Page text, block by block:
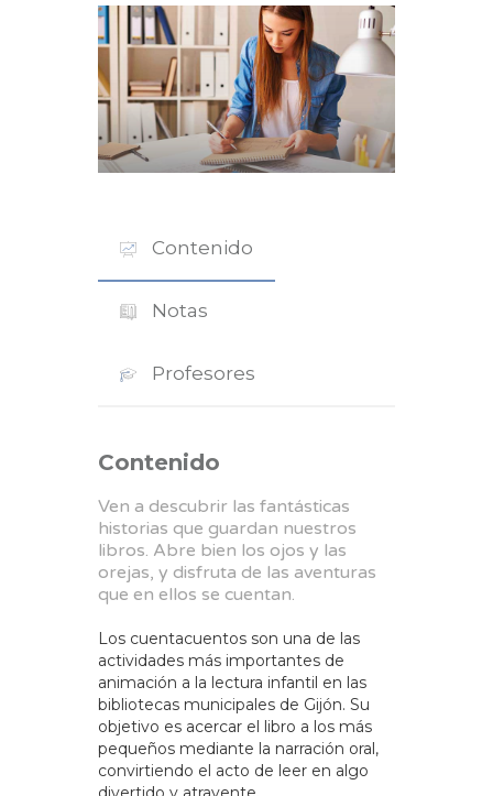
Contenido
Notas
Profesores
Contenido
Ven a descubrir las fantásticas
historias que guardan nuestros
libros. Abre bien los ojos y las
orejas, y disfruta de las aventuras
que en ellos se cuentan.
Los cuentacuentos son una de las
actividades más importantes de
animación a la lectura infantil en las
bibliotecas municipales de Gijón. Su
objetivo es acercar el libro a los más
pequeños mediante la narración oral,
convirtiendo el acto de leer en algo